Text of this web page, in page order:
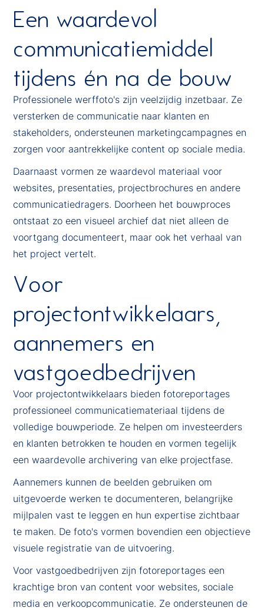
Een waardevol
communicatiemiddel
tijdens én na de bouw
Professionele werffoto's zijn veelzijdig inzetbaar. Ze
versterken de communicatie naar klanten en
stakeholders, ondersteunen marketingcampagnes en
zorgen voor aantrekkelijke content op sociale media.
Daarnaast vormen ze waardevol materiaal voor
websites, presentaties, projectbrochures en andere
communicatiedragers. Doorheen het bouwproces
ontstaat zo een visueel archief dat niet alleen de
voortgang documenteert, maar ook het verhaal van
het project vertelt.
Voor
projectontwikkelaars,
aannemers en
vastgoedbedrijven
Voor projectontwikkelaars bieden fotoreportages
professioneel communicatiemateriaal tijdens de
volledige bouwperiode. Ze helpen om investeerders
en klanten betrokken te houden en vormen tegelijk
een waardevolle archivering van elke projectfase.
Aannemers kunnen de beelden gebruiken om
uitgevoerde werken te documenteren, belangrijke
mijlpalen vast te leggen en hun expertise zichtbaar
te maken. De foto's vormen bovendien een objectieve
visuele registratie van de uitvoering.
Voor vastgoedbedrijven zijn fotoreportages een
krachtige bron van content voor websites, sociale
media en verkoopcommunicatie. Ze ondersteunen de